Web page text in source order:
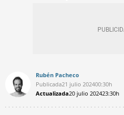
Rubén Pacheco
Publicada21 julio 202400:30h
Actualizada20 julio 202423:30h